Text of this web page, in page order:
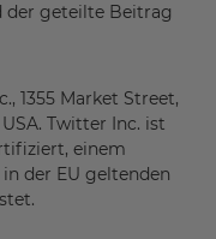
der geteilte Beitrag
1355 Market Street,
Twitter Inc. ist
einem
der EU geltenden